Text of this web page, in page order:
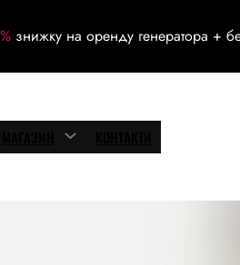
знижку на оренду генератора +